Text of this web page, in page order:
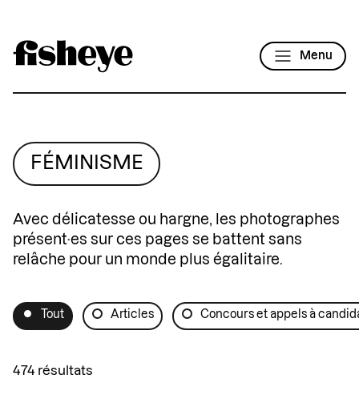
Menu
FÉMINISME
Avec délicatesse ou hargne, les photographes
présent·es sur ces pages se battent sans
relâche pour un monde plus égalitaire.
Tout Articles Concours et appels à
474 résultats